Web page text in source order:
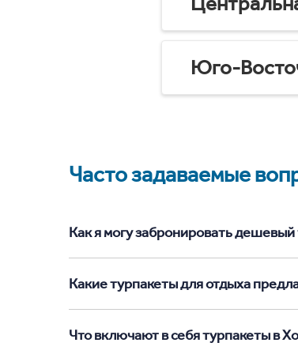
Юго-
Часто задаваемые
Как я могу забронировать
Какие турпакеты для отдыха
Что включают в себя турпакеты в